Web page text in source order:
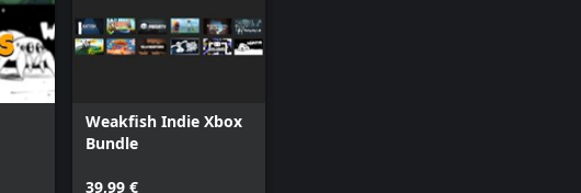
Weakfish Indie Xbox
Bundle
39,99 €